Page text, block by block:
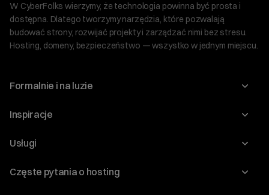
W CyberFolks wierzymy, że technologia powinna być prosta i
dostępna. Dlatego tworzymy narzędzia, które pozwalają
budować strony, rozwijać projekty i zarządzać nimi bez stresu.
Hosting, domeny, bezpieczeństwo — wszystko w jednym miejscu.
Formalnie i na luzie
O nas
Program Korzyści dla Inwestorów
Regulaminy i specyfikacje
Inspiracje
Blog
WordPress
Usługi
Domeny
Częste pytania o hosting